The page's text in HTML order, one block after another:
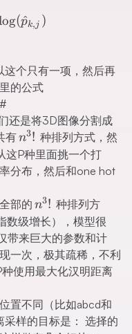
g(p
^k,j )
个只有一项，然后再
的公式
#
还是将3D图像分割成
有n^3!
n3! 种排列方式，然
这P种里面挑一个打
分布，然后和one hot
部的 n^3!
n3! 种排列方
数级增长），模型很
带来巨大的参数和计
一次，极其疏稀，不利
使用最大化汉明距离
置不同（比如abcd和
采样的目标是： 选择的